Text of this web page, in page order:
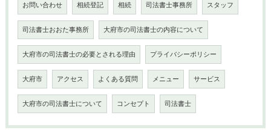
お問い合わせ 相続登記 相続 司法書士事務所 スタッフ
司法書士おおた事務所 大府市の司法書士の内容について
大府市の司法書士の必要とされる理由 プライバシーポリシー
大府市 アクセス よくある質問 メニュー サービス
大府市の司法書士について コンセプト 司法書士